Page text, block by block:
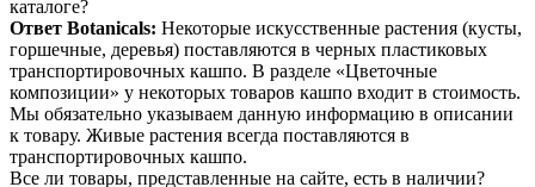
каталоге?
Ответ Botanicals: Некоторые искусственные растения (кусты,
горшечные, деревья) поставляются в черных пластиковых
транспортировочных кашпо. В разделе «Цветочные
композиции» у некоторых товаров кашпо входит в стоимость.
Мы обязательно указываем данную информацию в описании
к товару. Живые растения всегда поставляются в
транспортировочных кашпо.
Все ли товары, представленные на сайте, есть в наличии?